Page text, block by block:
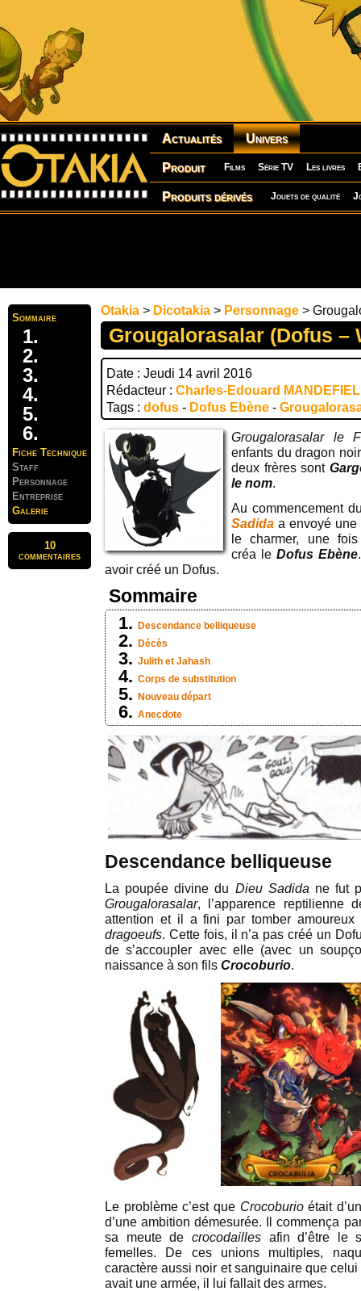
Actualités Univers
Produit Films Série TV Les livres
Produits dérivés Jouets de qualité
Sommaire
Fiche Technique
Staff
Personnage
Entreprise
Galerie
10
commentaires
Otakia > Dicotakia > Personnage >
Grougalorasalar (Dofus –
Date : Jeudi 14 avril 2016
Rédacteur : Charles-Edouard
Tags : dofus - Dofus Ebène -
Grougalorasalar le
enfants du dragon
deux frères sont
le nom.
Au commencement
Sadida a envoyé une
le charmer, une
créa leDofus Ebène
avoir créé un Dofus.
Sommaire
Descendance belliqueuse
Décès
Julith et Jahash
Corps de substitution
Nouveau départ
Anecdote
Descendance belliqueuse
La poupée divine du Dieu Sadida ne fut
Grougalorasalar, l’apparence reptilienne
attention et il a fini par tomber
dragoeufs. Cette fois, il n’a pas créé un
de s’accoupler avec elle (avec un
naissance à son fils Crocoburio.
Le problème c’est que Crocoburioétait
d’une ambition démesurée. Il commença
sa meute de crocodaillesafin d’être le
femelles. De ces unions multiples,
caractère aussi noir et sanguinaire que
avait une armée, il lui fallait des armes.